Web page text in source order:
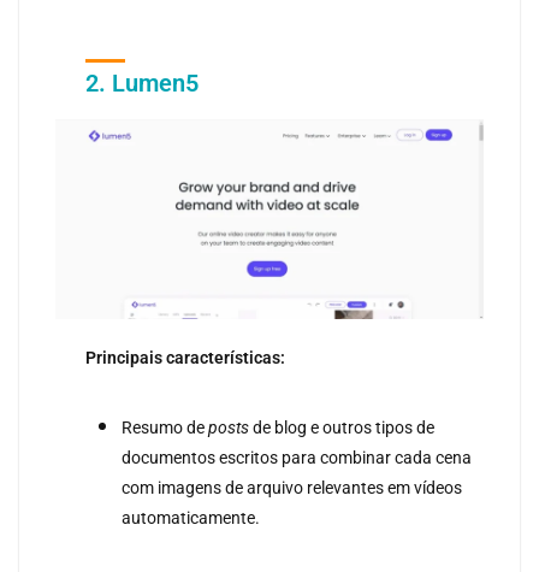
2. Lumen5
Principais características:
Resumo depostsde blog e outros tipos de
documentos escritos para combinar cada cena
com imagens de arquivo relevantes em vídeos
automaticamente.